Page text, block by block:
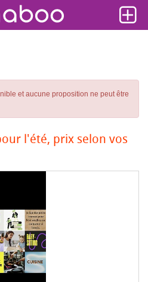
et aucune proposition ne peut être
l'été, prix selon vos